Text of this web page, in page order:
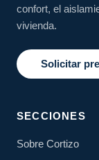
confort, el
vivienda.
Solicitar
SECCIONES
Sobre Cortizo